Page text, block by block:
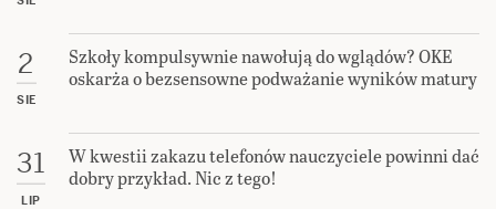
2
SIE
Szkoły kompulsywnie nawołują do wglądów? OKE
oskarża o bezsensowne podważanie wyników matury
31
LIP
W kwestii zakazu telefonów nauczyciele powinni dać
dobry przykład. Nic z tego!